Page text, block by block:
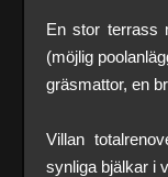
En stor terrass
(möjlig
gräsmattor, en
Villan
synliga bjälkar i